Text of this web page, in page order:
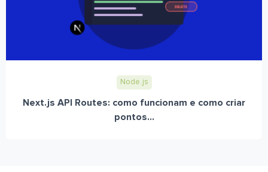
Node.js
Next.js API Routes: como funcionam e como criar
pontos...